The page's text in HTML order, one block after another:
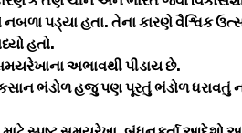
પડ્યા હતા. તેના કારણે વૈશ્વિક
હતો.
અભાવથી પીડાય છે.
ભંડોળ હજુ પણ પૂરતું ભંડોળ ધરાવતું